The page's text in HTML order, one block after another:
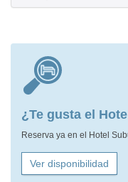
¿Te gusta el
Reserva ya en el Hotel
Ver disponibilidad